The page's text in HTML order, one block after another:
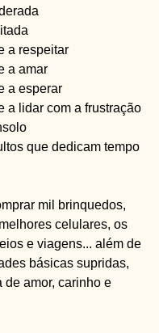
a respeitar
a amar
a esperar
a lidar com a frustração
que dedicam tempo
mil brinquedos,
celulares, os
e viagens... além de
básicas supridas,
de amor, carinho e